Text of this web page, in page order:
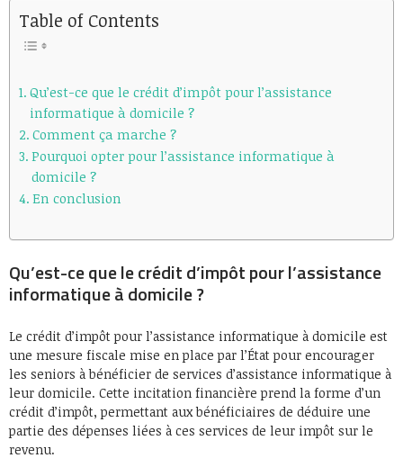
Table of Contents
Qu’est-ce que le crédit d’impôt pour l’assistance
informatique à domicile ?
Comment ça marche ?
Pourquoi opter pour l’assistance informatique à
domicile ?
En conclusion
Qu’est-ce que le crédit d’impôt pour l’assistance
informatique à domicile ?
Le crédit d’impôt pour l’assistance informatique à domicile est
une mesure fiscale mise en place par l’État pour encourager
les seniors à bénéficier de services d’assistance informatique à
leur domicile. Cette incitation financière prend la forme d’un
crédit d’impôt, permettant aux bénéficiaires de déduire une
partie des dépenses liées à ces services de leur impôt sur le
revenu.